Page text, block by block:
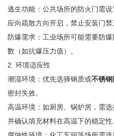
逃生功能：公共场所的防火门需
应向疏散方向开启，禁止安装门禁
防爆需求：工业场所可能需要防
数（如抗爆压力值）。
2. 环境适应性
潮湿环境：优先选择钢质或不锈钢
密封失效。
高温环境：如厨房、锅炉房，需
并确认填充材料在高温下的稳定性